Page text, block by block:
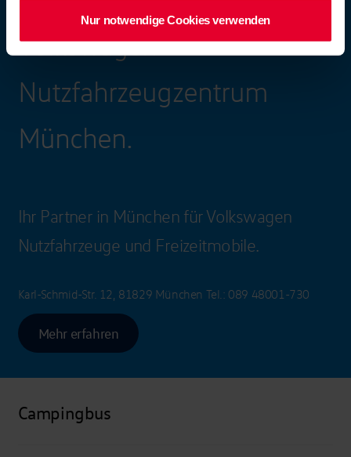
Nur notwendige Cookies verwenden
Volkswagen
Nutzfahrzeugzentrum
München.
Ihr Partner in München für Volkswagen
Nutzfahrzeuge und Freizeitmobile.
Karl-Schmid-Str. 12, 81829 München Tel.: 089 48001-730
Mehr erfahren
Campingbus